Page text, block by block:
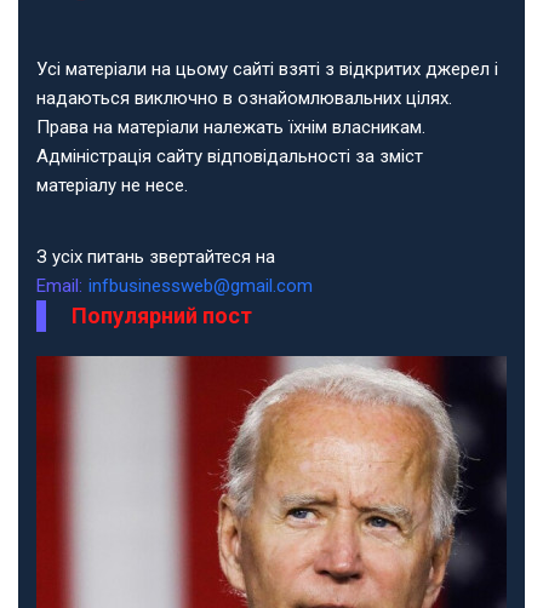
Усі матеріали на цьому сайті взяті з відкритих джерел і
надаються виключно в ознайомлювальних цілях.
Права на матеріали належать їхнім власникам.
Адміністрація сайту відповідальності за зміст
матеріалу не несе.
З усіх питань звертайтеся на
Email: infbusinessweb@gmail.com
Популярний пост